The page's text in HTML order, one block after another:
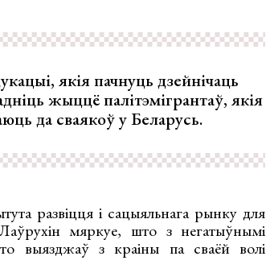
якія пачнуць дзейнічаць
жыццё палітэмігрантаў, якія
да сваякоў у Беларусь.
развіцця і сацыяльнага рынку для
мяркуе, што з негатыўнымі
выязджаў з краіны па сваёй волі